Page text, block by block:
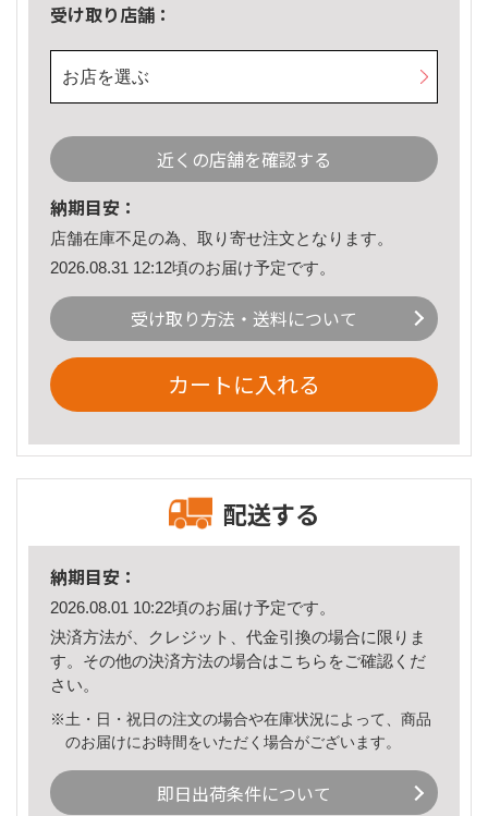
受け取り店舗：
お店を選ぶ
近くの店舗を確認する
納期目安：
店舗在庫不足の為、取り寄せ注文となります。
2026.08.31 12:12頃のお届け予定です。
受け取り方法・送料について
カートに入れる
配送する
納期目安：
2026.08.01 10:22頃のお届け予定です。
決済方法が、クレジット、代金引換の場合に限りま
す。その他の決済方法の場合はこちら をご確認くだ
さい。
※土・日・祝日の注文の場合や在庫状況によって、商品
のお届けにお時間をいただく場合がございます。
即日出荷条件について